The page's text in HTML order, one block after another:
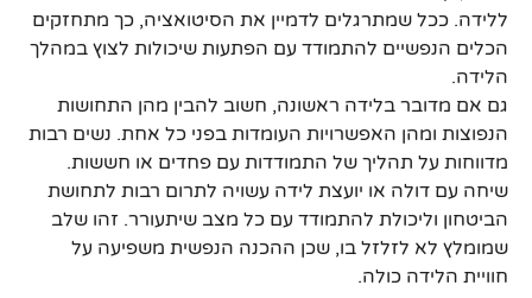
ללידה. ככל שמתרגלים לדמיין את הסיטואציה, כך מתחזקים
הכלים הנפשיים להתמודד עם הפתעות שיכולות לצוץ במהלך
הלידה.
גם אם מדובר בלידה ראשונה, חשוב להבין מהן התחושות
הנפוצות ומהן האפשרויות העומדות בפני כל אחת. נשים רבות
מדווחות על תהליך של התמודדות עם פחדים או חששות.
שיחה עם דולה או יועצת לידה עשויה לתרום רבות לתחושת
הביטחון וליכולת להתמודד עם כל מצב שיתעורר. זהו שלב
שמומלץ לא לזלזל בו, שכן ההכנה הנפשית משפיעה על
חוויית הלידה כולה.